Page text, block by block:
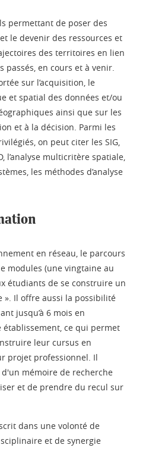
permettant de poser des
le devenir des ressources et
des territoires en lien
passés, en cours et à venir.
sur l’acquisition, le
et spatial des données et/ou
ainsi que sur les
et à la décision. Parmi les
on peut citer les SIG,
l’analyse multicritère spatiale,
les méthodes d’analyse
en réseau, le parcours
modules (une vingtaine au
étudiants de se construire un
». Il offre aussi la possibilité
jusqu’à 6 mois en
ce qui permet
leur cursus en
projet professionnel. Il
mémoire de recherche
et de prendre du recul sur
dans une volonté de
et de synergie